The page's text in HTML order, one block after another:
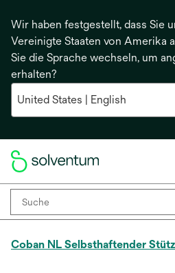
Wir haben festgestellt, dass Sie
Vereinigte Staaten von Amerika
Sie die Sprache wechseln, um
erhalten?
Coban NL Selbsthaftender